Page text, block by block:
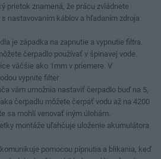
prietok znamená, že prácu zvládnete
nastavovaním káblov a hľadaním zdroja
je západka na zapnutie a vypnutie filtra.
čerpadlo používať v špinavej vode.
väčšie ako 1mm v priemere. V
vypnite filter
vám umožnia nastaviť čerpadlo buď na 5,
čerpadlu môžete čerpať vodu až na 4200
sa mohli venovať iným úlohám.
montáže uľahčuje uloženie akumulátora
pomocou pípnutia a blikania, keď